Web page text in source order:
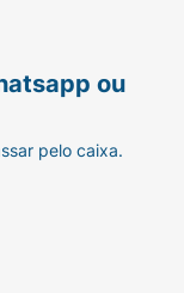
ou
pelo caixa.